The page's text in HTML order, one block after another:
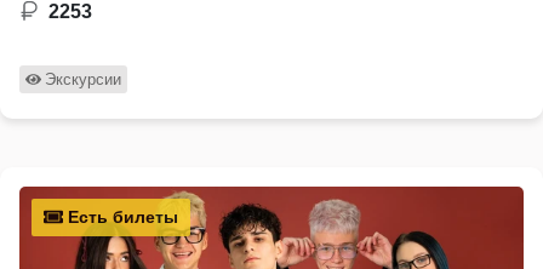
2253
Экскурсии
Есть билеты